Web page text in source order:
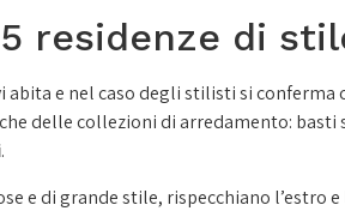
residenze di
e nel caso degli stilisti si
delle collezioni di arredamento:
.
e di grande stile, rispecchiano